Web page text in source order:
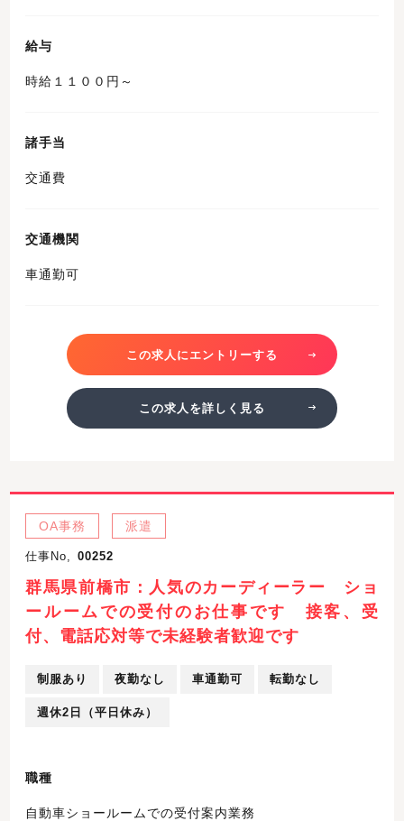
給与
時給１１００円～
諸手当
交通費
交通機関
車通勤可
この求人にエントリーする
この求人を詳しく見る
OA事務 派遣
仕事No, 00252
群馬県前橋市：人気のカーディーラー ショ
ールームでの受付のお仕事です 接客、受
付、電話応対等で未経験者歓迎です
制服あり 夜勤なし 車通勤可 転勤なし
週休2日（平日休み）
職種
自動車ショールームでの受付案内業務